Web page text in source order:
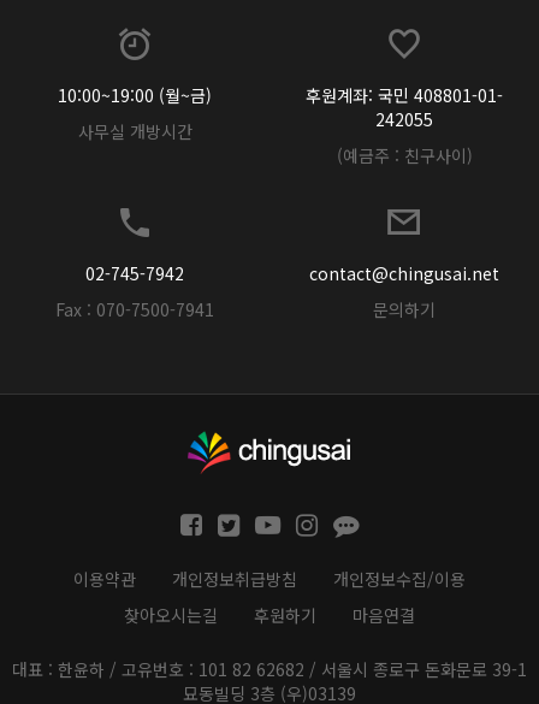
10:00~19:00 (월~금)
사무실 개방시간
후원계좌: 국민 408801-01-
242055
(예금주 : 친구사이)
02-745-7942
Fax : 070-7500-7941
contact@chingusai.net
문의하기
이용약관 개인정보취급방침
개인정보수집/이용
찾아오시는길
후원하기 마음연결
대표 : 한윤하 / 고유번호 : 101 82 62682 / 서울시 종로구 돈화문로 39-1
묘동빌딩 3층 (우)03139